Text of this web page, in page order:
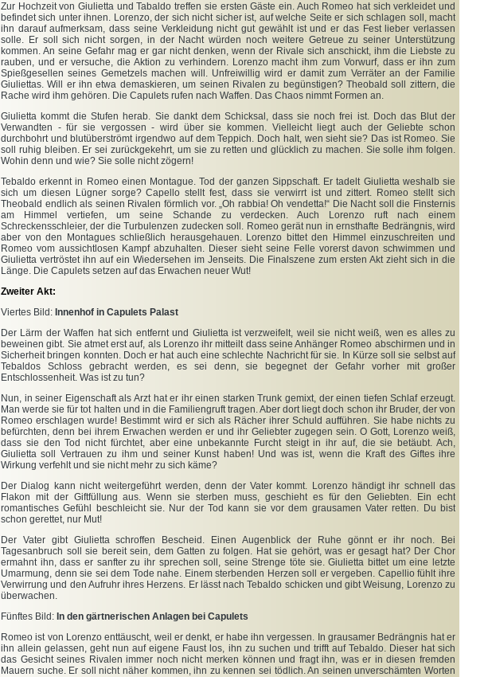
Zur Hochzeit von Giulietta und Tabaldo treffen sie ersten Gäste ein. Auch Romeo hat sich verkleidet und
befindet sich unter ihnen. Lorenzo, der sich nicht sicher ist, auf welche Seite er sich schlagen soll, macht
ihn darauf aufmerksam, dass seine Verkleidung nicht gut gewählt ist und er das Fest lieber verlassen
solle. Er soll sich nicht sorgen, in der Nacht würden noch weitere Getreue zu seiner Unterstützung
kommen. An seine Gefahr mag er gar nicht denken, wenn der Rivale sich anschickt, ihm die Liebste zu
rauben, und er versuche, die Aktion zu verhindern. Lorenzo macht ihm zum Vorwurf, dass er ihn zum
Spießgesellen seines Gemetzels machen will. Unfreiwillig wird er damit zum Verräter an der Familie
Giuliettas. Will er ihn etwa demaskieren, um seinen Rivalen zu begünstigen? Theobald soll zittern, die
Rache wird ihm gehören. Die Capulets rufen nach Waffen. Das Chaos nimmt Formen an.
Giulietta kommt die Stufen herab. Sie dankt dem Schicksal, dass sie noch frei ist. Doch das Blut der
Verwandten - für sie vergossen - wird über sie kommen. Vielleicht liegt auch der Geliebte schon
durchbohrt und blutüberströmt irgendwo auf dem Teppich. Doch halt, wen sieht sie? Das ist Romeo. Sie
soll ruhig bleiben. Er sei zurückgekehrt, um sie zu retten und glücklich zu machen. Sie solle ihm folgen.
Wohin denn und wie? Sie solle nicht zögern!
Tebaldo erkennt in Romeo einen Montague. Tod der ganzen Sippschaft. Er tadelt Giulietta weshalb sie
sich um diesen Lügner sorge? Capello stellt fest, dass sie verwirrt ist und zittert. Romeo stellt sich
Theobald endlich als seinen Rivalen förmlich vor. „Oh rabbia! Oh vendetta!“ Die Nacht soll die Finsternis
am Himmel vertiefen, um seine Schande zu verdecken. Auch Lorenzo ruft nach einem
Schreckensschleier, der die Turbulenzen zudecken soll. Romeo gerät nun in ernsthafte Bedrängnis, wird
aber von den Montagues schließlich herausgehauen. Lorenzo bittet den Himmel einzuschreiten und
Romeo vom aussichtlosen Kampf abzuhalten. Dieser sieht seine Felle vorerst davon schwimmen und
Giulietta vertröstet ihn auf ein Wiedersehen im Jenseits. Die Finalszene zum ersten Akt zieht sich in die
Länge. Die Capulets setzen auf das Erwachen neuer Wut!
Zweiter Akt:
Viertes Bild: Innenhof in Capulets Palast
Der Lärm der Waffen hat sich entfernt und Giulietta ist verzweifelt, weil sie nicht weiß, wen es alles zu
beweinen gibt. Sie atmet erst auf, als Lorenzo ihr mitteilt dass seine Anhänger Romeo abschirmen und in
Sicherheit bringen konnten. Doch er hat auch eine schlechte Nachricht für sie. In Kürze soll sie selbst auf
Tebaldos Schloss gebracht werden, es sei denn, sie begegnet der Gefahr vorher mit großer
Entschlossenheit. Was ist zu tun?
Nun, in seiner Eigenschaft als Arzt hat er ihr einen starken Trunk gemixt, der einen tiefen Schlaf erzeugt.
Man werde sie für tot halten und in die Familiengruft tragen. Aber dort liegt doch schon ihr Bruder, der von
Romeo erschlagen wurde! Bestimmt wird er sich als Rächer ihrer Schuld aufführen. Sie habe nichts zu
befürchten, denn bei ihrem Erwachen werden er und ihr Geliebter zugegen sein. O Gott, Lorenzo weiß,
dass sie den Tod nicht fürchtet, aber eine unbekannte Furcht steigt in ihr auf, die sie betäubt. Ach,
Giulietta soll Vertrauen zu ihm und seiner Kunst haben! Und was ist, wenn die Kraft des Giftes ihre
Wirkung verfehlt und sie nicht mehr zu sich käme?
Der Dialog kann nicht weitergeführt werden, denn der Vater kommt. Lorenzo händigt ihr schnell das
Flakon mit der Giftfüllung aus. Wenn sie sterben muss, geschieht es für den Geliebten. Ein echt
romantisches Gefühl beschleicht sie. Nur der Tod kann sie vor dem grausamen Vater retten. Du bist
schon gerettet, nur Mut!
Der Vater gibt Giulietta schroffen Bescheid. Einen Augenblick der Ruhe gönnt er ihr noch. Bei
Tagesanbruch soll sie bereit sein, dem Gatten zu folgen. Hat sie gehört, was er gesagt hat? Der Chor
ermahnt ihn, dass er sanfter zu ihr sprechen soll, seine Strenge töte sie. Giulietta bittet um eine letzte
Umarmung, denn sie sei dem Tode nahe. Einem sterbenden Herzen soll er vergeben. Capellio fühlt ihre
Verwirrung und den Aufruhr ihres Herzens. Er lässt nach Tebaldo schicken und gibt Weisung, Lorenzo zu
überwachen.
Fünftes Bild: In den gärtnerischen Anlagen bei Capulets
Romeo ist von Lorenzo enttäuscht, weil er denkt, er habe ihn vergessen. In grausamer Bedrängnis hat er
ihn allein gelassen, geht nun auf eigene Faust los, ihn zu suchen und trifft auf Tebaldo. Dieser hat sich
das Gesicht seines Rivalen immer noch nicht merken können und fragt ihn, was er in diesen fremden
Mauern suche. Er soll nicht näher kommen, ihn zu kennen sei tödlich. An seinen unverschämten Worten